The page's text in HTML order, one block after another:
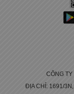
CÔNG
ĐỊA CHỈ: 1691/3N,